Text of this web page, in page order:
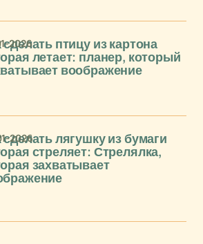
сделать птицу из картона
летает: планер, который
воображение
2026
сделать лягушку из бумаги
стреляет: Стрелялка,
захватывает
2026